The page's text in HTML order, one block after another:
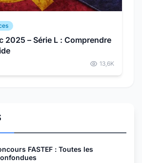
2025 – Série L : Comprendre
13,6K
FASTEF : Toutes les